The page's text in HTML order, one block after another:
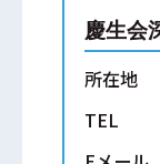
慶生会
所在地
TEL